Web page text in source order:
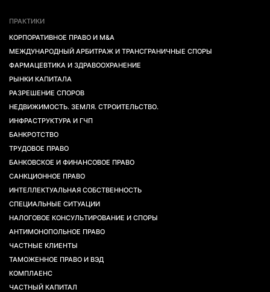
ПРАКТИКИ
КОРПОРАТИВНОЕ ПРАВО И M&A
МЕЖДУНАРОДНЫЙ АРБИТРАЖ И ТРАНСГРАНИЧНЫЕ СПОРЫ
ФАРМАЦЕВТИКА И ЗДРАВООХРАНЕНИЕ
РЫНКИ КАПИТАЛА
РАЗРЕШЕНИЕ СПОРОВ
НЕДВИЖИМОСТЬ. ЗЕМЛЯ. СТРОИТЕЛЬСТВО.
ИНФРАСТРУКТУРА И ГЧП
БАНКРОТСТВО
ТРУДОВОЕ ПРАВО
БАНКОВСКОЕ И ФИНАНСОВОЕ ПРАВО
САНКЦИОННОЕ ПРАВО
ИНТЕЛЛЕКТУАЛЬНАЯ СОБСТВЕННОСТЬ
СПЕЦИАЛЬНЫЕ СИТУАЦИИ
НАЛОГОВОЕ КОНСУЛЬТИРОВАНИЕ И СПОРЫ
АНТИМОНОПОЛЬНОЕ ПРАВО
ЧАСТНЫЕ КЛИЕНТЫ
ТАМОЖЕННОЕ ПРАВО И ВЭД
КОМПЛАЕНС
ЧАСТНЫЙ КАПИТАЛ